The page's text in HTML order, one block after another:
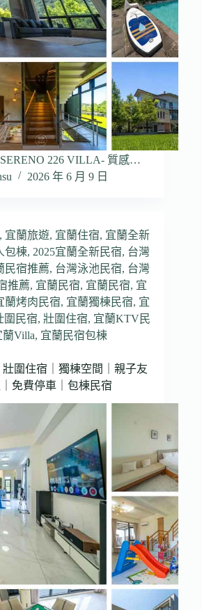
226 VILLA- 質感…
2026 年 6 月 9 日
, 宜蘭旅遊, 宜蘭住宿, 宜蘭全新
包棟, 2025宜蘭全新民宿, 台灣
民宿推薦, 台灣泳池民宿, 台灣
推薦, 宜蘭民宿, 宜蘭民宿, 宜
蘭烤肉民宿, 宜蘭獨棟民宿, 宜
圍民宿,壯圍住宿, 宜蘭KTV民
蘭Villa, 宜蘭民宿包棟
壯圍住宿｜獨棟空間｜親子友
免費停車｜包棟民宿